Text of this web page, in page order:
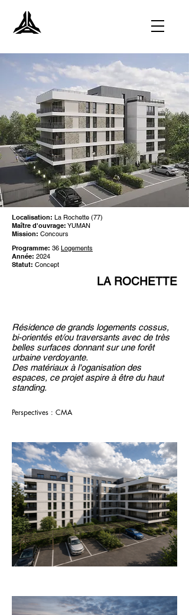
Localisation: La Rochette (77)
Maître d'ouvrage: YUMAN
Mission: Concours
Programme: 36 Logements
Année: 2024
Statut: Concept
LA ROCHETTE
Résidence de grands logements cossus,
bi-orientés et/ou traversants avec de très
belles surfaces donnant sur une forêt
urbaine verdoyante.
Des matériaux à l'oganisation des
espaces, ce projet aspire à être du haut
standing.
Perspectives : CMA